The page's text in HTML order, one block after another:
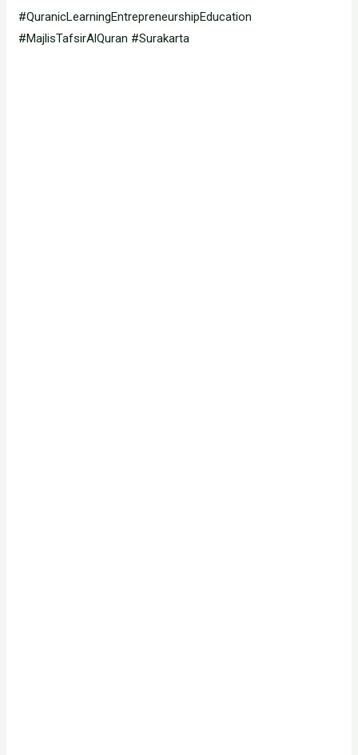
#QuranicLearningEntrepreneurshipEducation
#MajlisTafsirAlQuran #Surakarta